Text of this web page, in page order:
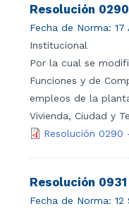
Resolución
Fecha de Norma: 17
Institucional
Por la cual se
Funciones y de
empleos de la
Vivienda, Ciudad y
Resolución 0290
Resolución
Fecha de Norma: 12